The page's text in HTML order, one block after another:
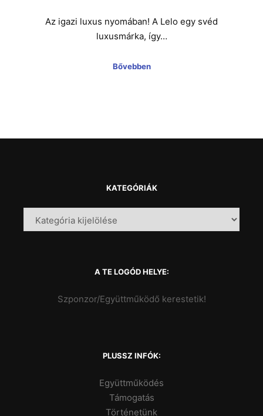
Az igazi luxus nyomában! A Lelo egy svéd
luxusmárka, így…
Bővebben
KATEGÓRIÁK
A TE LOGÓD HELYE:
Szponzor/Együttműködő kerestetik!
PLUSSZ INFÓK:
Együttműködés
Támogatás
Történetünk